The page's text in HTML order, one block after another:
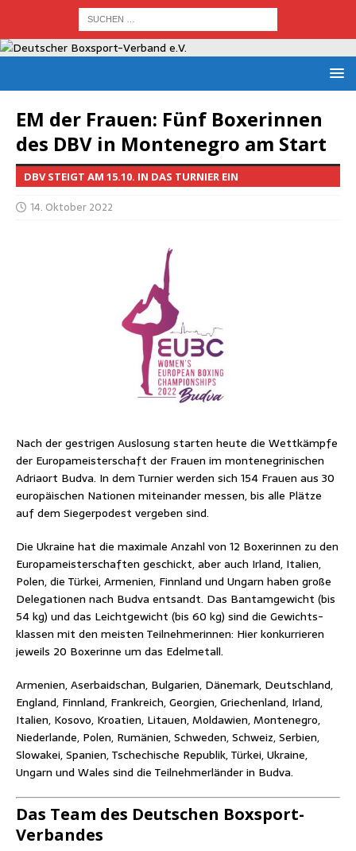
EM der Frau­en: Fünf Boxe­rin­nen
des DBV in Mon­te­ne­gro am Start
DBV STEIGT AM 15.10. IN DAS TURNIER EIN
14. Oktober 2022
Nach der gest­ri­gen Aus­lo­sung star­ten heu­te die Wett­kämp­fe
der Euro­pa­meis­ter­schaft der Frau­en im mon­te­ne­gri­ni­schen
Adria­ort Bud­va. In dem Tur­nier wer­den sich 154 Frau­en aus 30
euro­päi­schen Natio­nen mit­ein­an­der mes­sen, bis alle Plät­ze
auf dem Sie­ger­po­dest ver­ge­ben sind.
Die Ukrai­ne hat die maxi­ma­le Anzahl von 12 Boxe­rin­nen zu den
Euro­pa­meis­ter­schaf­ten geschickt, aber auch Irland, Ita­li­en,
Polen, die Tür­kei, Arme­ni­en, Finn­land und Ungarn haben gro­ße
Dele­ga­tio­nen nach Bud­va ent­sandt. Das Ban­tam­ge­wicht (bis
54 kg) und das Leicht­ge­wicht (bis 60 kg) sind die Gewichts­
klas­sen mit den meis­ten Teil­neh­me­rin­nen: Hier kon­kur­rie­ren
jeweils 20 Boxe­rin­ne um das Edelmetall.
Arme­ni­en, Aser­bai­dschan, Bul­ga­ri­en, Däne­mark, Deutsch­land,
Eng­land, Finn­land, Frank­reich, Geor­gi­en, Grie­chen­land, Irland,
Ita­li­en, Koso­vo, Kroa­ti­en, Litau­en, Mol­da­wi­en, Mon­te­ne­gro,
Nie­der­lan­de, Polen, Rumä­ni­en, Schwe­den, Schweiz, Ser­bi­en,
Slo­wa­kei, Spa­ni­en, Tsche­chi­sche Repu­blik, Tür­kei, Ukrai­ne,
Ungarn und Wales sind die Teil­neh­mer­län­der in Budva.
Das Team des Deut­schen Boxsport-
Verbandes